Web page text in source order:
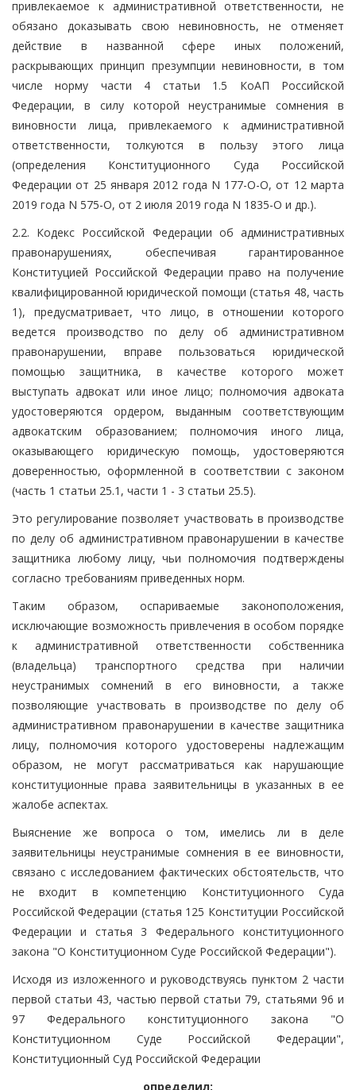
привлекаемое к административной ответственности, не
обязано доказывать свою невиновность, не отменяет
действие в названной сфере иных положений,
раскрывающих принцип презумпции невиновности, в том
числе норму части 4 статьи 1.5 КоАП Российской
Федерации, в силу которой неустранимые сомнения в
виновности лица, привлекаемого к административной
ответственности, толкуются в пользу этого лица
(определения Конституционного Суда Российской
Федерации от 25 января 2012 года N 177-О-О, от 12 марта
2019 года N 575-О, от 2 июля 2019 года N 1835-О и др.).
2.2. Кодекс Российской Федерации об административных
правонарушениях, обеспечивая гарантированное
Конституцией Российской Федерации право на получение
квалифицированной юридической помощи (статья 48, часть
1), предусматривает, что лицо, в отношении которого
ведется производство по делу об административном
правонарушении, вправе пользоваться юридической
помощью защитника, в качестве которого может
выступать адвокат или иное лицо; полномочия адвоката
удостоверяются ордером, выданным соответствующим
адвокатским образованием; полномочия иного лица,
оказывающего юридическую помощь, удостоверяются
доверенностью, оформленной в соответствии с законом
(часть 1 статьи 25.1, части 1 - 3 статьи 25.5).
Это регулирование позволяет участвовать в производстве
по делу об административном правонарушении в качестве
защитника любому лицу, чьи полномочия подтверждены
согласно требованиям приведенных норм.
Таким образом, оспариваемые законоположения,
исключающие возможность привлечения в особом порядке
к административной ответственности собственника
(владельца) транспортного средства при наличии
неустранимых сомнений в его виновности, а также
позволяющие участвовать в производстве по делу об
административном правонарушении в качестве защитника
лицу, полномочия которого удостоверены надлежащим
образом, не могут рассматриваться как нарушающие
конституционные права заявительницы в указанных в ее
жалобе аспектах.
Выяснение же вопроса о том, имелись ли в деле
заявительницы неустранимые сомнения в ее виновности,
связано с исследованием фактических обстоятельств, что
не входит в компетенцию Конституционного Суда
Российской Федерации (статья 125 Конституции Российской
Федерации и статья 3 Федерального конституционного
закона "О Конституционном Суде Российской Федерации").
Исходя из изложенного и руководствуясь пунктом 2 части
первой статьи 43, частью первой статьи 79, статьями 96 и
97 Федерального конституционного закона "О
Конституционном Суде Российской Федерации",
Конституционный Суд Российской Федерации
определил: